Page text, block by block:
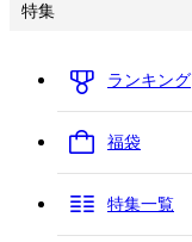
特集
ランキング
福袋
特集一覧